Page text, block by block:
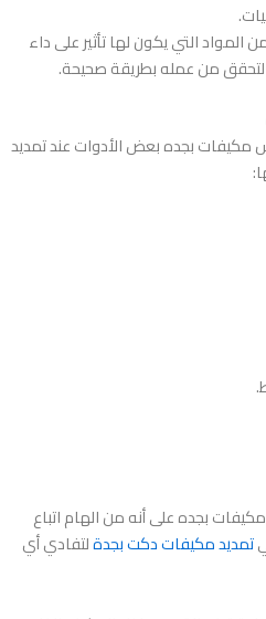
المواد التي يكون لها تأثير على داء
من عمله بطريقة صحيحة.
مكيفات بجدهبعض الأدوات عند تمديد
بجدهعلى أنه من الهام اتباع
تمديد مكيفات دكت بجدةلتفادي أي